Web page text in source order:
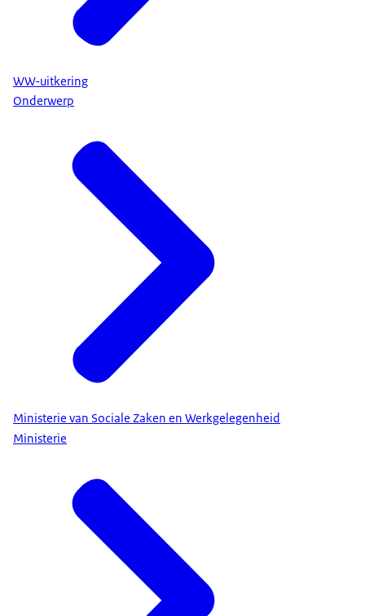
WW-uitkering
Onderwerp
Ministerie van Sociale Zaken en Werkgelegenheid
Ministerie